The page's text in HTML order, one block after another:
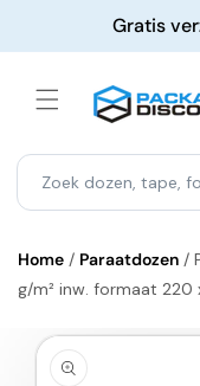
content
Gratis
Home / Paraatdozen /
g/m² inw. formaat 220
direct naar